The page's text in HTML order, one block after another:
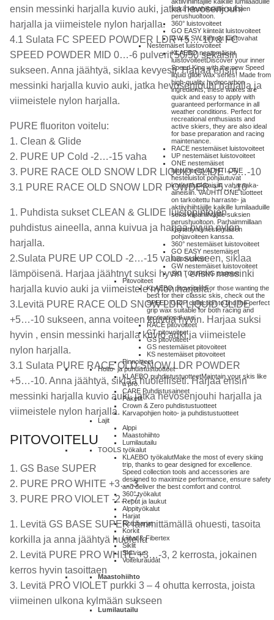
sekä kilpahiihtäjille suksien
perushuoltoon.
360° luistovoiteet
GO EASY kiinteät luistovoiteet
GW & SW kiinteät luistovahat
Nestemäiset luistovoiteet
KLAEBO nestemäiset
luistovoiteetDiscover your inner
Speed King with the new Speed
liquid glide wax series! Made from
high-quality hydrocarbon
ingredients, these waxes are
quick and easy to apply with
guaranteed performance in all
weather conditions. Perfect for
recreational enthusiasts and
active skiers, they are also ideal
for base preparation and racing
maintenance.
RACE nestemäiset luistovoiteet
UP nestemäiset luistovoiteet
ONE nestemäiset
luitovoiteetVAUHTI ONE
nesteluistot pohjautuvat
korkealuokkaisiin vaharaaka-
aineisiin. VAUHTI ONE tuotteet
on tarkoitettu harraste- ja
aktiivihiihtäjille kaikille lumilaaduille
sekä kilpahiihtäjille suksien
perushuoltoon. Parhaimmillaan
käytettynä nestemäisen
pohjavoiteen kanssa.
360° nestemäiset luistovoiteet
GO EASY nestemäiset
luistovoiteet
GW nestemäiset luistovoiteet
SKI TOURING tuotteet
Pitovoiteet
KLAEBO pitovoiteetFor those wanting the
best for their classic skis, check out the
SPEED GRIP collection to find the perfect
grip wax suitable for both racing and
recreational use.
RACE pitovoiteet
GT pitovoiteet
GS pitovoiteet
GS nestemäiset pitovoiteet
KS nestemäiset pitovoiteet
Pinnoitteet
Hoito- ja puhdistustuotteet
KLAEBO puhdistustuotteetMaintain your skis like
a pro.
CARE Puhdistusaineet
Paketit
Crown & Zero puhdistustuotteet
Karvapohjien hoito- ja puhdistustuotteet
Lajit
Alppi
Maastohiihto
Lumilautailu
TOOLS työkalut
KLAEBO työkalutMake the most of every skiing
trip, thanks to gear designed for excellence.
Speed collection tools and accessories are
designed to maximize performance, ensure safety
and deliver the best comfort and control.
360° työkalut
Reput ja laukut
Alppityökalut
Harjat
Rotoharjat
Korkit
Liinat & Fibertex
Siklit
Ski vise
Voiteluraudat
Maastohiihto
Lumilautailu
ensin messinki harjalla kuvio auki, jatka hevosenjouhi
harjalla ja viimeistele nylon harjalla.
4.1 Sulata FC SPEED POWDER LDR +5…-10 & FC
SPEED POWDER MID 0…-6 pulverit 50/50 sekaisin
sukseen. Anna jäähtyä, siklaa kevyesti. Harjaa ensin
messinki harjalla kuvio auki, jatka hevosenjouhi harjalla ja
viimeistele nylon harjalla.
PURE fluoriton voitelu:
1. Clean & Glide
2. PURE UP Cold -2…-15 vaha
3. PURE RACE OLD SNOW LDR LIQUID GLIDE +5…-10
3.1 PURE RACE OLD SNOW LDR POWDER +5…-10
1. Puhdista sukset CLEAN & GLIDE luistopintojen
puhdistus aineella, anna kuivua ja harjaa hvyin nylon
harjalla.
2.Sulata PURE UP COLD -2…-15 vaha sukseen, siklaa
lämpöisenä. Harjaa jäähtnyt suksi hyvin , ensin messinki
harjalla kuvio auki ja viimeistele nylon harjalla.
3.Levitä PURE RACE OLD SNOW LDR LIQUID GLIDE
+5…-10 sukseen, anna voiteen kuivua hyvin. Harjaa suksi
hyvin , ensin messinki harjalla kuvio auki ja viimeistele
nylon harjalla.
3.1 Sulata PURE RACE OLD SNOW LDR POWDER
+5…-10. Anna jäähtyä, siklaa huolelliseti. Harjaa ensin
messinki harjalla kuvio auki, jatka hevosenjouhi harjalla ja
viimeistele nylon harjalla.
PITOVOITELU
1. GS Base SUPER
2. PURE PRO WHITE +3…-3
3. PURE PRO VIOLET -2…-7
1. Levitä GS BASE SUPER lämmittämällä ohuesti, tasoita
korkilla ja anna jäähtyä huolella
2. Levitä PURE PRO WHITE +3…-3, 2 kerrosta, jokainen
kerros hyvin tasoittaen
3. Levitä PRO VIOLET purkki 3 – 4 ohutta kerrosta, joista
viimeinen ulkona kylmään sukseen